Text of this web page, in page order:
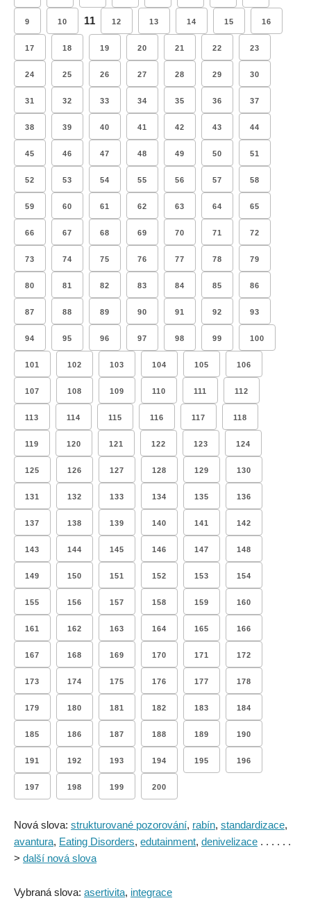
9 10 11 12 13 14 15 16
17 18 19 20 21 22 23
24 25 26 27 28 29 30
31 32 33 34 35 36 37
38 39 40 41 42 43 44
45 46 47 48 49 50 51
52 53 54 55 56 57 58
59 60 61 62 63 64 65
66 67 68 69 70 71 72
73 74 75 76 77 78 79
80 81 82 83 84 85 86
87 88 89 90 91 92 93
94 95 96 97 98 99 100
101 102 103 104 105 106
107 108 109 110 111 112
113 114 115 116 117 118
119 120 121 122 123 124
125 126 127 128 129 130
131 132 133 134 135 136
137 138 139 140 141 142
143 144 145 146 147 148
149 150 151 152 153 154
155 156 157 158 159 160
161 162 163 164 165 166
167 168 169 170 171 172
173 174 175 176 177 178
179 180 181 182 183 184
185 186 187 188 189 190
191 192 193 194 195 196
197 198 199 200
Nová slova: strukturované pozorování, rabín, standardizace,
avantura, Eating Disorders, edutainment, denivelizace . . . . . .
> další nová slova
Vybraná slova: asertivita, integrace